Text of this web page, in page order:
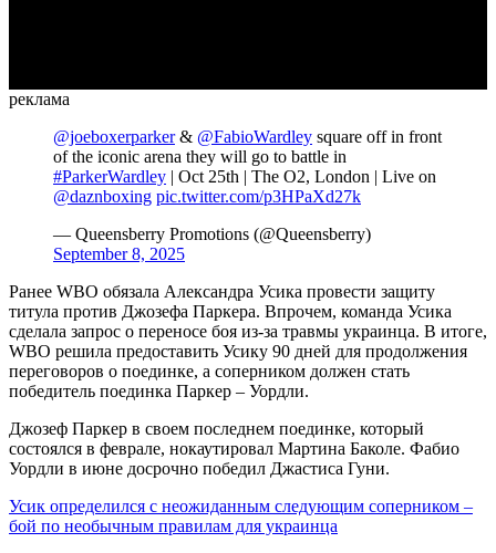
реклама
@joeboxerparker& @FabioWardley square off in front
of the iconic arena they will go to battle in
#ParkerWardley | Oct 25th | The O2, London | Live on
@daznboxing pic.twitter.com/p3HPaXd27k
— Queensberry Promotions (@Queensberry)
September 8, 2025
Ранее WBO обязала Александра Усика провести защиту
титула против Джозефа Паркера. Впрочем, команда Усика
сделала запрос о переносе боя из-за травмы украинца. В итоге,
WBO решила предоставить Усику 90 дней для продолжения
переговоров о поединке, а соперником должен стать
победитель поединка Паркер – Уордли.
Джозеф Паркер в своем последнем поединке, который
состоялся в феврале, нокаутировал Мартина Баколе. Фабио
Уордли в июне досрочно победил Джастиса Гуни.
Усик определился с неожиданным следующим соперником –
бой по необычным правилам для украинца